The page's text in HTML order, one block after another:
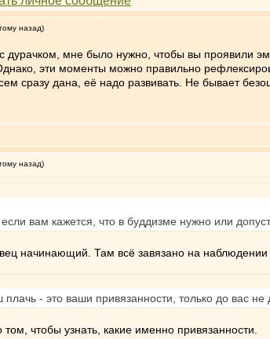
назад)
дурачком, мне было нужно, чтобы вы проявили
эти моменты можно правильно
сразу дана, её надо развивать. Не бывает
назад)
вам кажется, что в буддизме нужно или
начинающий. Там всё завязано на наблюдении
- это ваши привязанности, только до вас не
чтобы узнать, какие именно привязанности.